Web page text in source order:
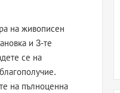
на живописен
и 3-те
се на
на пълноценна